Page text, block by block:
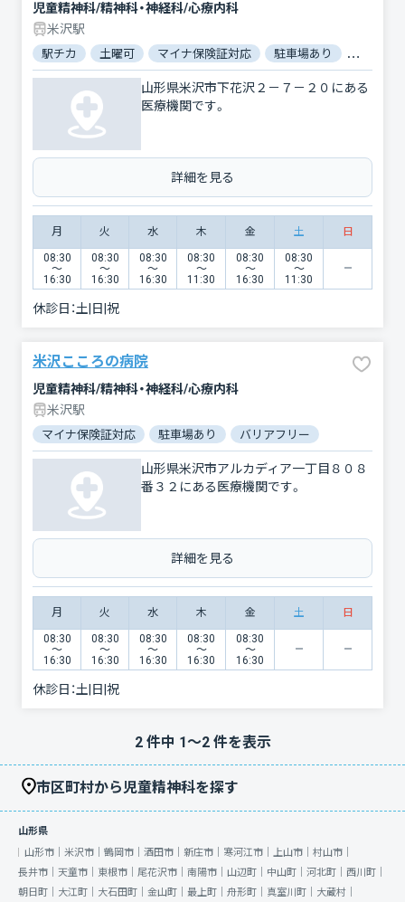
児童精神科/精神科・神経科/心療内科
米沢駅
駅チカ 土曜可 マイナ保険証対応 駐車場あり バリア
山形県米沢市下花沢２－７－２０にある
医療機関です。
詳細を見る
月 火 水 木 金 土 日
08:30
〜
16:30
08:30
〜
16:30
08:30
〜
16:30
08:30
〜
11:30
08:30
〜
16:30
08:30
〜
11:30
休診日：土|日|祝
米沢こころの病院
児童精神科/精神科・神経科/心療内科
米沢駅
マイナ保険証対応 駐車場あり バリアフリー
山形県米沢市アルカディア一丁目８０８
番３２にある医療機関です。
詳細を見る
月 火 水 木 金 土 日
08:30
〜
16:30
08:30
〜
16:30
08:30
〜
16:30
08:30
〜
16:30
08:30
〜
16:30
休診日：土|日|祝
2件中 1〜2件を表示
市区町村から児童精神科を探す
山形県
山形市｜ 米沢市｜ 鶴岡市｜ 酒田市｜ 新庄市｜ 寒河江市｜ 上山市｜ 村山市｜
長井市｜ 天童市｜ 東根市｜ 尾花沢市｜ 南陽市｜ 山辺町｜ 中山町｜ 河北町｜ 西川町｜
朝日町｜ 大江町｜ 大石田町｜ 金山町｜ 最上町｜ 舟形町｜ 真室川町｜ 大蔵村｜